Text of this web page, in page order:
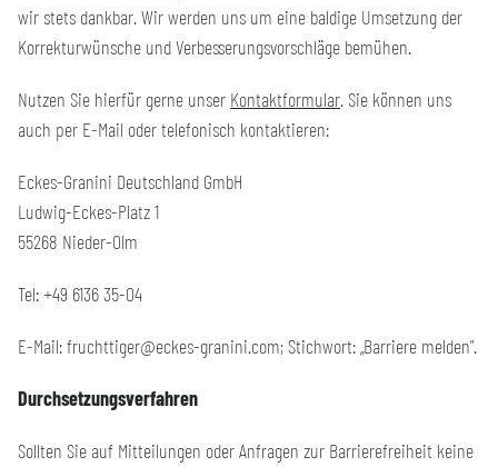
wir stets dankbar. Wir werden uns um eine baldige Umsetzung der
Korrekturwünsche und Verbesserungsvorschläge bemühen.
Nutzen Sie hierfür gerne unser Kontaktformular. Sie können uns
auch per E-Mail oder telefonisch kontaktieren:
Eckes-Granini Deutschland GmbH
Ludwig-Eckes-Platz 1
55268 Nieder-Olm
Tel: +49 6136 35-04
E-Mail: fruchttiger@eckes-granini.com; Stichwort: „Barriere melden".
Durchsetzungsverfahren
Sollten Sie auf Mitteilungen oder Anfragen zur Barrierefreiheit keine